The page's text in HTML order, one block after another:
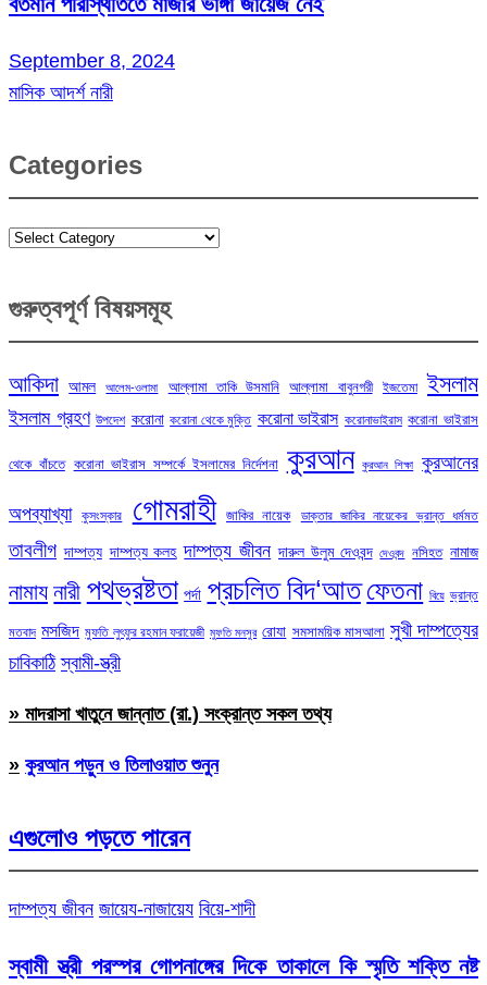
September 8, 2024
মাসিক আদর্শ নারী
Categories
Categories
গুরুত্বপূর্ণ বিষয়সমূহ
আকিদা আমল আলেম-ওলামা আল্লামা তাকি উসমানি আল্লামা বাবুনগরী ইজতেমা ইসলাম
ইসলাম গ্রহণ উপদেশ করোনা করোনা থেকে মুক্তি করোনা ভাইরাস করোনাভাইরাস করোনা ভাইরাস
থেকে বাঁচতে করোনা ভাইরাস সম্পর্কে ইসলামের নির্দেশনা কুরআন কুরআন শিক্ষা কুরআনের
অপব্যাখ্যা কুসংস্কার গোমরাহী জাকির নায়েক ডাক্তার জাকির নায়েকের ভ্রান্ত ধর্মমত
তাবলীগ দাম্পত্য দাম্পত্য কলহ দাম্পত্য জীবন দারুল উলুম দেওবন্দ দেওবন্দ নসিহত নামাজ
নামায নারী পথভ্রষ্টতা পর্দা প্রচলিত বিদ‘আত ফেতনা বিয়ে ভ্রান্ত
মতবাদ মসজিদ মুফতি লুৎফুর রহমান ফরায়েজী মুফতি মনসুর রোযা সমসাময়িক মাসআলা সুখী দাম্পত্যের
চাবিকাঠি স্বামী-স্ত্রী
» মাদরাসা খাতুনে জান্নাত (রা.) সংক্রান্ত সকল তথ্য
» কুরআন পড়ুন ও তিলাওয়াত শুনুন
এগুলোও পড়তে পারেন
দাম্পত্য জীবন জায়েয-নাজায়েয বিয়ে-শাদী
স্বামী স্ত্রী পরস্পর গোপনাঙ্গের দিকে তাকালে কি স্মৃতি শক্তি নষ্ট